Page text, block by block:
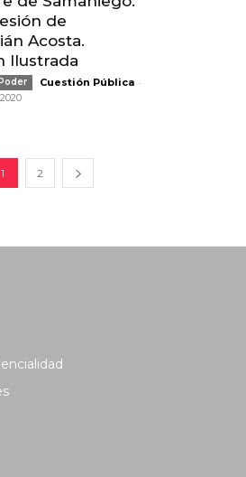
de
Acosta.
Ilustrada
Cuestión Pública -
1 2